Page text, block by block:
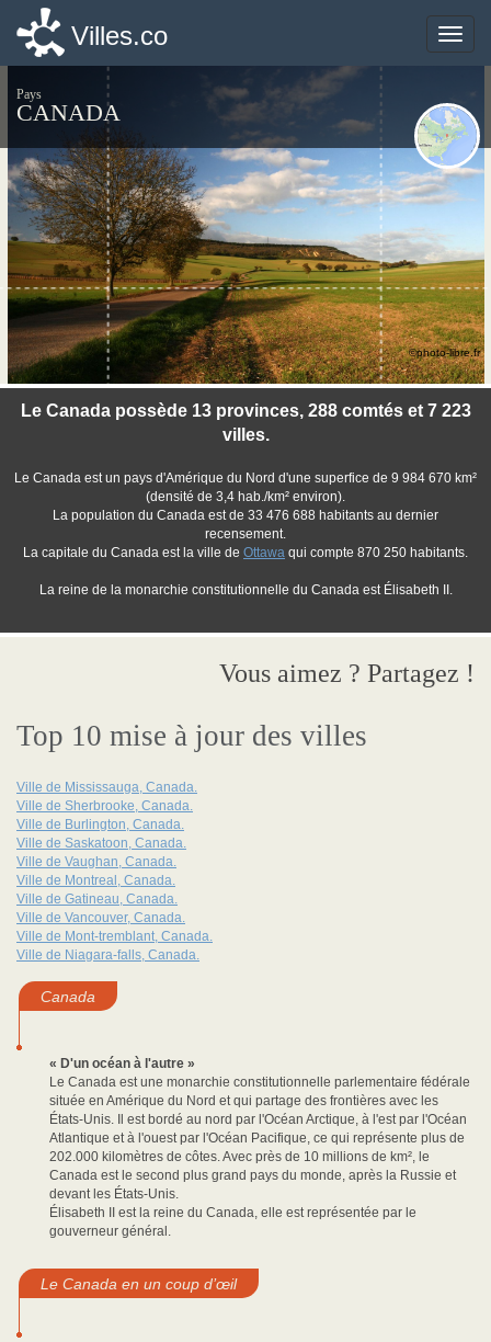
Toggle
Villes.co
Pays
CANADA
Le Canada possède 13 provinces, 288 comtés et 7 223
villes.
Le Canada est un pays d'Amérique du Nord d'une superfice de 9 984 670 km²
(densité de 3,4 hab./km² environ).
La population du Canada est de 33 476 688 habitants au dernier
recensement.
La capitale du Canada est la ville de Ottawa qui compte 870 250 habitants.
La reine de la monarchie constitutionnelle du Canada est Élisabeth II.
©photo-libre.fr
Vous aimez ? Partagez !
Top 10 mise à jour des villes
Ville de Mississauga, Canada.
Ville de Sherbrooke, Canada.
Ville de Burlington, Canada.
Ville de Saskatoon, Canada.
Ville de Vaughan, Canada.
Ville de Montreal, Canada.
Ville de Gatineau, Canada.
Ville de Vancouver, Canada.
Ville de Mont-tremblant, Canada.
Ville de Niagara-falls, Canada.
Canada
« D'un océan à l'autre »
Le Canada est une monarchie constitutionnelle parlementaire fédérale
située en Amérique du Nord et qui partage des frontières avec les
États-Unis. Il est bordé au nord par l'Océan Arctique, à l'est par l'Océan
Atlantique et à l'ouest par l'Océan Pacifique, ce qui représente plus de
202.000 kilomètres de côtes. Avec près de 10 millions de km², le
Canada est le second plus grand pays du monde, après la Russie et
devant les États-Unis.
Élisabeth II est la reine du Canada, elle est représentée par le
gouverneur général.
Le Canada en un coup d’œil
Toggle
Villes.co